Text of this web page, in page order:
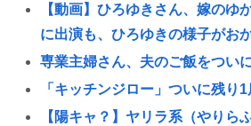
【動画】ひろゆきさん、嫁のゆ
に出演も、ひろゆきの様子がお
専業主婦さん、夫のご飯をつい
「キッチンジロー」ついに残り
【陽キャ？】ヤリラ系（やりら